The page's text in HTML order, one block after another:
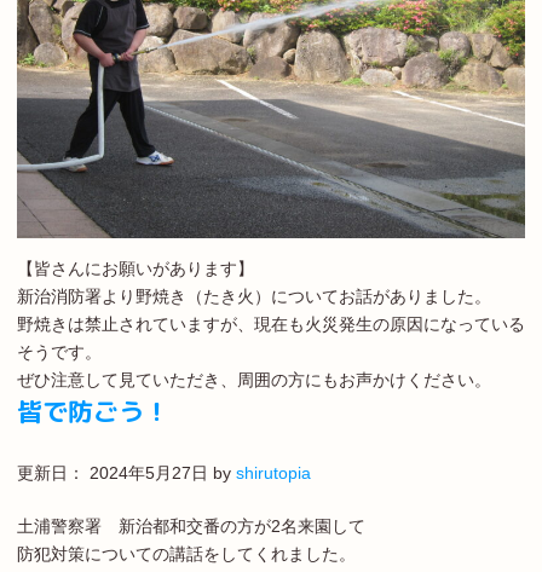
【皆さんにお願いがあります】
新治消防署より野焼き（たき火）についてお話がありました。
野焼きは禁止されていますが、現在も火災発生の原因になっている
そうです。
ぜひ注意して見ていただき、周囲の方にもお声かけください。
皆で防ごう！
更新日： 2024年5月27日 by shirutopia
土浦警察署 新治都和交番の方が2名来園して
防犯対策についての講話をしてくれました。